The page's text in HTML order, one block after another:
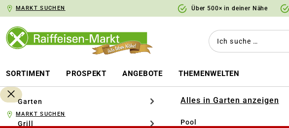
Zur Hauptnavigation springen
MARKT SUCHEN Über 500× in deiner Nähe
SORTIMENT PROSPEKT ANGEBOTE THEMENWELTEN
Garten
Grill
Alles in Garten anzeigen
Pool
MARKT SUCHEN